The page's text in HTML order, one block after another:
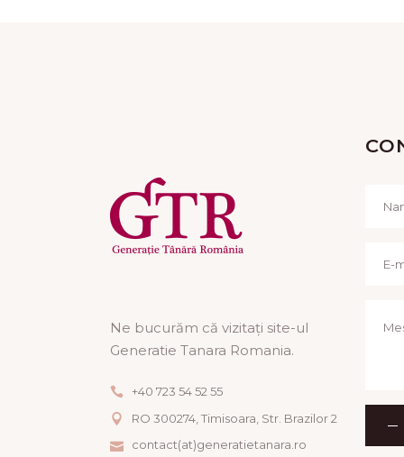
Ne bucurăm că vizitați site-ul
Generatie Tanara Romania.
+40 723 54 52 55
RO 300274, Timisoara, Str. Brazilor 2
contact(at)generatietanara.ro